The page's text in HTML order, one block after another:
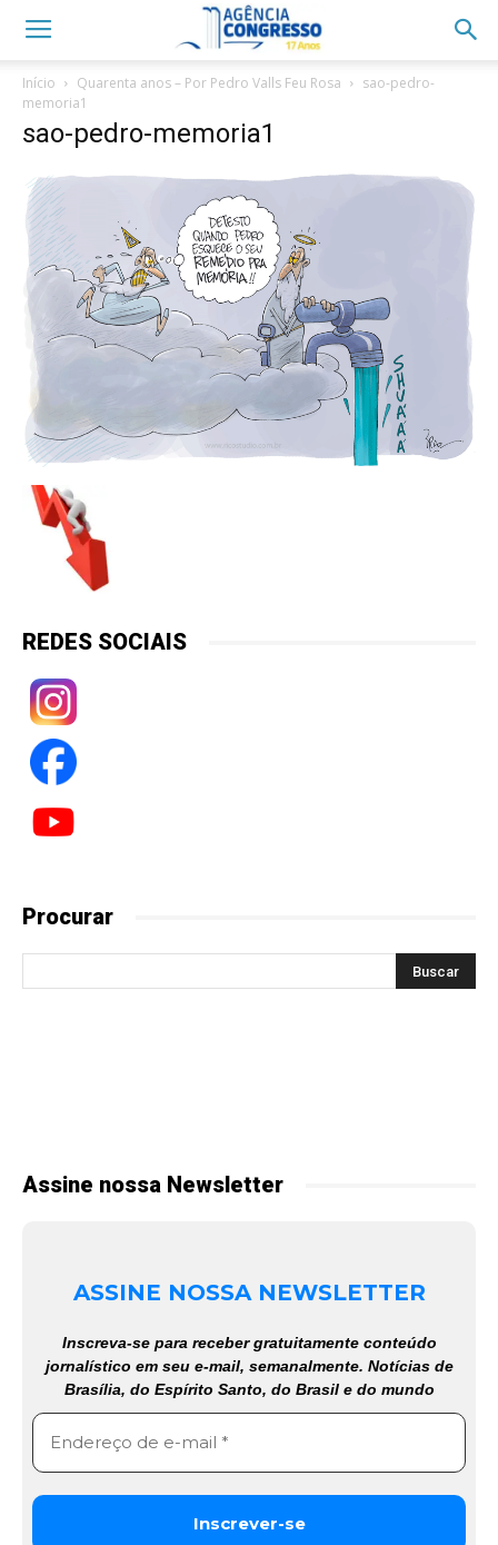
Início Quarenta anos – Por Pedro Valls Feu Rosa
sao-pedro-
memoria1
sao-pedro-memoria1
REDES SOCIAIS
Procurar
Assine nossa Newsletter
ASSINE NOSSA NEWSLETTER
Inscreva-se para receber gratuitamente conteúdo
jornalístico em seu e-mail, semanalmente. Notícias de
Brasília, do Espírito Santo, do Brasil e do mundo